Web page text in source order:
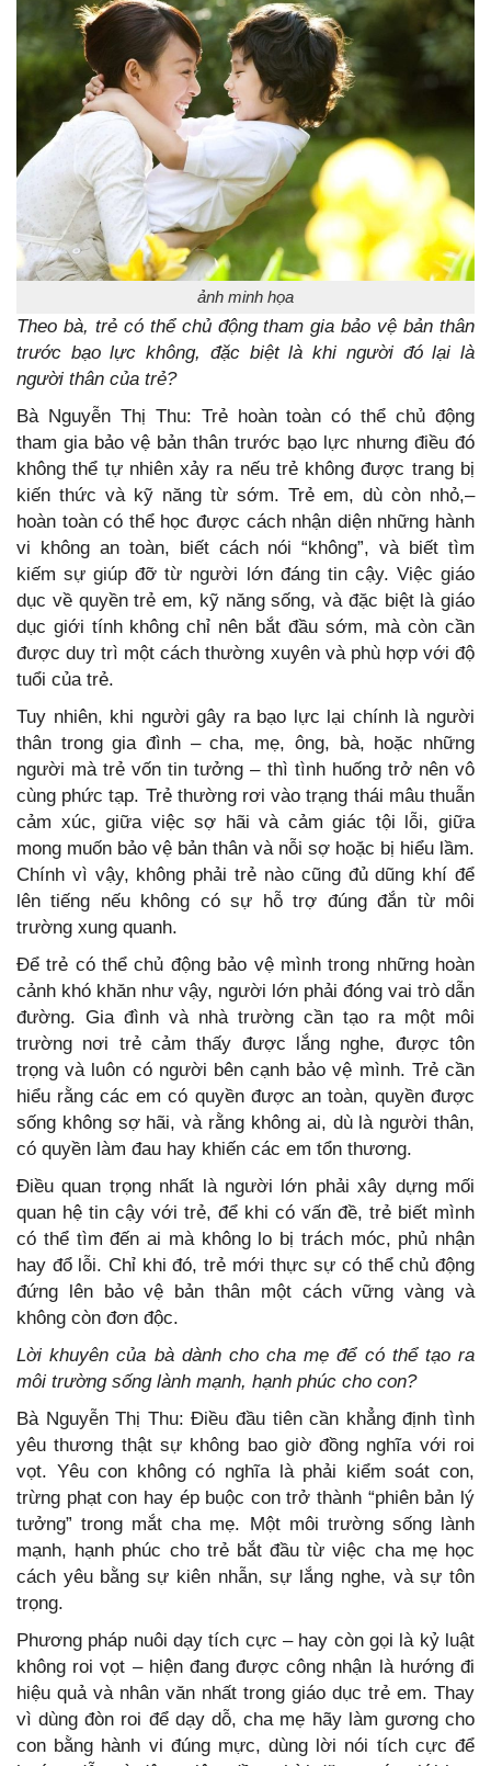
ảnh minh họa
Theo bà, trẻ có thể chủ động tham gia bảo vệ bản thân
trước bạo lực không, đặc biệt là khi người đó lại là
người thân của trẻ?
Bà Nguyễn Thị Thu: Trẻ hoàn toàn có thể chủ động
tham gia bảo vệ bản thân trước bạo lực nhưng điều đó
không thể tự nhiên xảy ra nếu trẻ không được trang bị
kiến thức và kỹ năng từ sớm. Trẻ em, dù còn nhỏ,–
hoàn toàn có thể học được cách nhận diện những hành
vi không an toàn, biết cách nói “không”, và biết tìm
kiếm sự giúp đỡ từ người lớn đáng tin cậy. Việc giáo
dục về quyền trẻ em, kỹ năng sống, và đặc biệt là giáo
dục giới tính không chỉ nên bắt đầu sớm, mà còn cần
được duy trì một cách thường xuyên và phù hợp với độ
tuổi của trẻ.
Tuy nhiên, khi người gây ra bạo lực lại chính là người
thân trong gia đình – cha, mẹ, ông, bà, hoặc những
người mà trẻ vốn tin tưởng – thì tình huống trở nên vô
cùng phức tạp. Trẻ thường rơi vào trạng thái mâu thuẫn
cảm xúc, giữa việc sợ hãi và cảm giác tội lỗi, giữa
mong muốn bảo vệ bản thân và nỗi sợ hoặc bị hiểu lầm.
Chính vì vậy, không phải trẻ nào cũng đủ dũng khí để
lên tiếng nếu không có sự hỗ trợ đúng đắn từ môi
trường xung quanh.
Để trẻ có thể chủ động bảo vệ mình trong những hoàn
cảnh khó khăn như vậy, người lớn phải đóng vai trò dẫn
đường. Gia đình và nhà trường cần tạo ra một môi
trường nơi trẻ cảm thấy được lắng nghe, được tôn
trọng và luôn có người bên cạnh bảo vệ mình. Trẻ cần
hiểu rằng các em có quyền được an toàn, quyền được
sống không sợ hãi, và rằng không ai, dù là người thân,
có quyền làm đau hay khiến các em tổn thương.
Điều quan trọng nhất là người lớn phải xây dựng mối
quan hệ tin cậy với trẻ, để khi có vấn đề, trẻ biết mình
có thể tìm đến ai mà không lo bị trách móc, phủ nhận
hay đổ lỗi. Chỉ khi đó, trẻ mới thực sự có thể chủ động
đứng lên bảo vệ bản thân một cách vững vàng và
không còn đơn độc.
Lời khuyên của bà dành cho cha mẹ để có thể tạo ra
môi trường sống lành mạnh, hạnh phúc cho con?
Bà Nguyễn Thị Thu: Điều đầu tiên cần khẳng định tình
yêu thương thật sự không bao giờ đồng nghĩa với roi
vọt. Yêu con không có nghĩa là phải kiểm soát con,
trừng phạt con hay ép buộc con trở thành “phiên bản lý
tưởng” trong mắt cha mẹ. Một môi trường sống lành
mạnh, hạnh phúc cho trẻ bắt đầu từ việc cha mẹ học
cách yêu bằng sự kiên nhẫn, sự lắng nghe, và sự tôn
trọng.
Phương pháp nuôi dạy tích cực – hay còn gọi là kỷ luật
không roi vọt – hiện đang được công nhận là hướng đi
hiệu quả và nhân văn nhất trong giáo dục trẻ em. Thay
vì dùng đòn roi để dạy dỗ, cha mẹ hãy làm gương cho
con bằng hành vi đúng mực, dùng lời nói tích cực để